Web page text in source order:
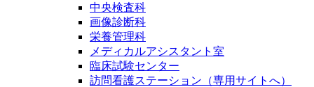
中央検査科
画像診断科
栄養管理科
メディカルアシスタント室
臨床試験センター
訪問看護ステーション（専用サイトへ）